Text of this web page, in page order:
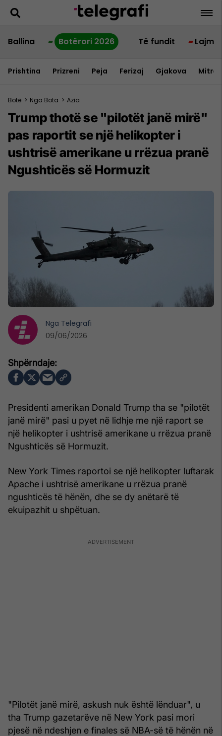
Ballina Botërori 2026 Të fundit Lajme
Prishtina Prizreni Peja Ferizaj Gjakova
Botë > Nga Bota > Azia
Trump thotë se "pilotët janë mirë"
pas raportit se një helikopter i
ushtrisë amerikane u rrëzua pranë
Ngushticës së Hormuzit
Presidenti amerikan Donald Trump tha se "pilotët
janë mirë" pasi u pyet në lidhje me një raport se
një helikopter i ushtrisë amerikane u rrëzua pranë
Ngushticës së Hormuzit.
New York Times raportoi se një helikopter luftarak
Apache i ushtrisë amerikane u rrëzua pranë
ngushticës të hënën, dhe se dy anëtarë të
ekuipazhit u shpëtuan.
"Pilotët janë mirë, askush nuk është lënduar", u
tha Trump gazetarëve në New York pasi mori
pjesë në ndeshjen e finales së NBA-së të hënën në
Nga Telegrafi
09/06/2026